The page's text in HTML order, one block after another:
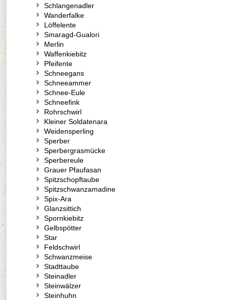
Schlangenadler
Wanderfalke
Löffelente
Smaragd-Gualori
Merlin
Waffenkiebitz
Pfeifente
Schneegans
Schneeammer
Schnee-Eule
Schneefink
Rohrschwirl
Kleiner Soldatenara
Weidensperling
Sperber
Sperbergrasmücke
Sperbereule
Grauer Pfaufasan
Spitzschopftaube
Spitzschwanzamadine
Spix-Ara
Glanzsittich
Spornkiebitz
Gelbspötter
Star
Feldschwirl
Schwanzmeise
Stadttaube
Steinadler
Steinwälzer
Steinhuhn